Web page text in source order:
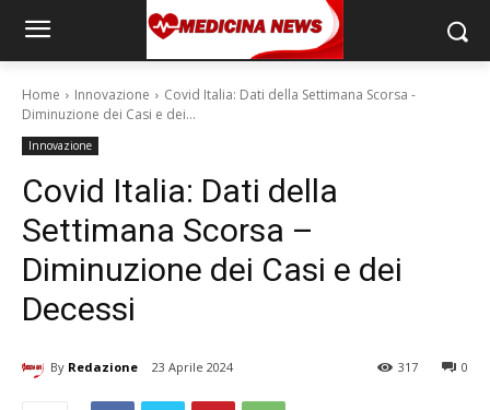
Home Innovazione
Covid Italia: Dati della Settimana Scorsa -
Diminuzione dei Casi e dei...
Innovazione
Covid Italia: Dati della
Settimana Scorsa –
Diminuzione dei Casi e dei
Decessi
By Redazione 23 Aprile 2024 0
317